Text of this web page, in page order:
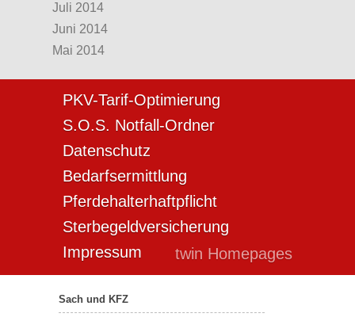
Juli 2014
Juni 2014
Mai 2014
PKV-Tarif-Optimierung
S.O.S. Notfall-Ordner
Datenschutz
Bedarfsermittlung
Pferdehalterhaftpflicht
Sterbegeldversicherung
Impressum
twin Homepages
Sach und KFZ